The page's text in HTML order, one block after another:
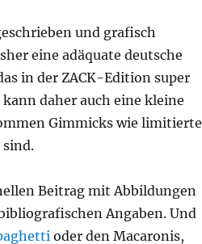
und grafisch
eine adäquate deutsche
in der ZACK-Edition super
daher auch eine kleine
Gimmicks wie limitierte
sind.
Beitrag mit Abbildungen
Angaben. Und
oder den Macaronis,